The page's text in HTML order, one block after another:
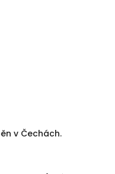
v Čechách.